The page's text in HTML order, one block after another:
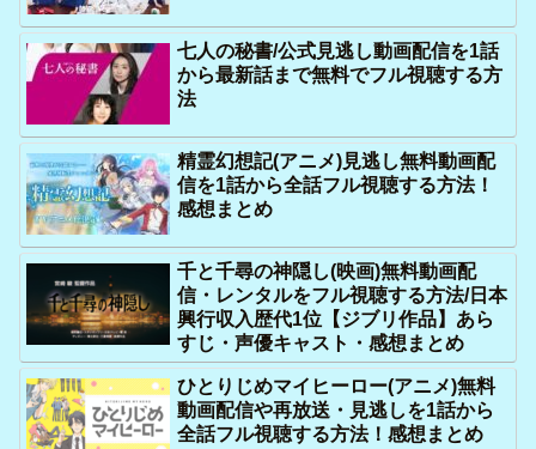
七人の秘書/公式見逃し動画配信を1話
から最新話まで無料でフル視聴する方
法
精霊幻想記(アニメ)見逃し無料動画配
信を1話から全話フル視聴する方法！
感想まとめ
千と千尋の神隠し(映画)無料動画配
信・レンタルをフル視聴する方法/日本
興行収入歴代1位【ジブリ作品】あら
すじ・声優キャスト・感想まとめ
ひとりじめマイヒーロー(アニメ)無料
動画配信や再放送・見逃しを1話から
全話フル視聴する方法！感想まとめ